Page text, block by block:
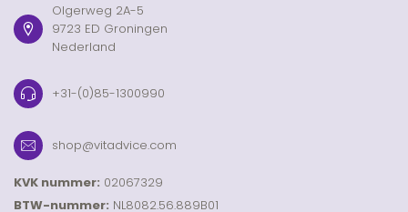
Olgerweg 2A-5
9723 ED Groningen
Nederland
+31-(0)85-1300990
shop@vitadvice.com
KVK nummer: 02067329
BTW-nummer: NL8082.56.889B01